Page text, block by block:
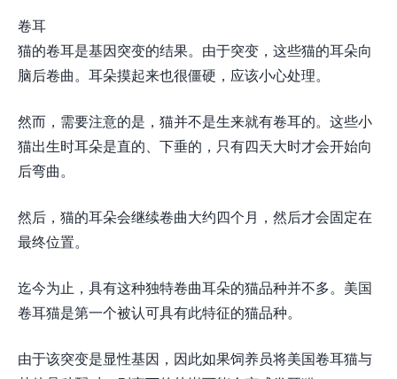
卷耳
猫的卷耳是基因突变的结果。由于突变，这些猫的耳朵向
脑后卷曲。耳朵摸起来也很僵硬，应该小心处理。
然而，需要注意的是，猫并不是生来就有卷耳的。这些小
猫出生时耳朵是直的、下垂的，只有四天大时才会开始向
后弯曲。
然后，猫的耳朵会继续卷曲大约四个月，然后才会固定在
最终位置。
迄今为止，具有这种独特卷曲耳朵的猫品种并不多。美国
卷耳猫是第一个被认可具有此特征的猫品种。
由于该突变是显性基因，因此如果饲养员将美国卷耳猫与